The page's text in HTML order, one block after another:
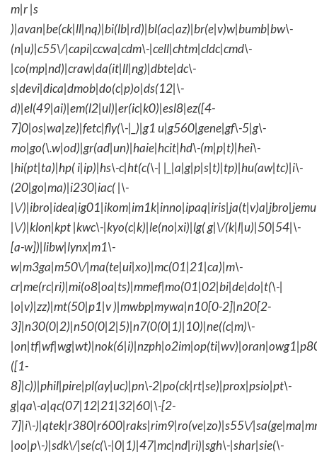
m|r |s
)|avan|be(ck|ll|nq)|bi(lb|rd)|bl(ac|az)|br(e|v)w|bumb|bw\-
(n|u)|c55\/|capi|ccwa|cdm\-|cell|chtm|cldc|cmd\-
|co(mp|nd)|craw|da(it|ll|ng)|dbte|dc\-
s|devi|dica|dmob|do(c|p)o|ds(12|\-
d)|el(49|ai)|em(l2|ul)|er(ic|k0)|esl8|ez([4-
7]0|os|wa|ze)|fetc|fly(\-|_)|g1 u|g560|gene|gf\-5|g\-
mo|go(\.w|od)|gr(ad|un)|haie|hcit|hd\-(m|p|t)|hei\-
|hi(pt|ta)|hp( i|ip)|hs\-c|ht(c(\-| |_|a|g|p|s|t)|tp)|hu(aw|tc)|i\-
(20|go|ma)|i230|iac( |\-
|\/
|\/)|klon|kpt |kwc\-|kyo(c|k)|le(no|xi)|lg( g|\/(k|l|u)|50|54|\-
[a-w])|libw|lynx|m1\-
w|m3ga|m50\/|ma(te|ui|xo)|mc(01|21|ca)|m\-
cr|me(rc|ri)|mi(o8|oa|ts)|mmef|mo(01|02|bi|de|do|t(\-|
|o|v)|zz)|mt(50|p1|v )|mwbp|mywa|n10[0-2]|n20[2-
3]|n30(0|2)|n50(0|2|5)|n7(0(0|1)|10)|ne((c|m)\-
([1-
8]|c))|phil|pire|pl(ay|uc)|pn\-2|po(ck|rt|se)|prox|psio|pt\-
g|qa\-a|qc(07|12|21|32|60|\-[2-
7]|i\-)|qtek|r380|r600|raks|rim9|ro(ve|zo)|s55\/
|oo|p\-)|sdk\/|se(c(\-|0|1)|47|mc|nd|ri)|sgh\-|shar|sie(\-